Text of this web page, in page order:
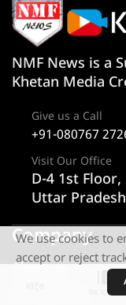
वेब स्टोरीज़
NMF News is a
Khetan Media
Give us a Call
+91-080767
Visit Our Office
D-4 1st
Uttar
Company
About us
We use cookies to
accept or reject